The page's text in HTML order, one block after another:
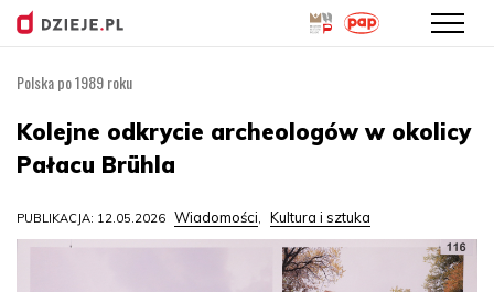
treści
Polska po 1989 roku
Kolejne odkrycie archeologów w okolicy
Pałacu Brühla
PUBLIKACJA: 12.05.2026 Wiadomości, Kultura i sztuka